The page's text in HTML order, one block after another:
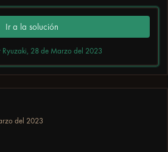
Ir a la solución
Ryuzaki, 28 de Marzo del 2023
del 2023